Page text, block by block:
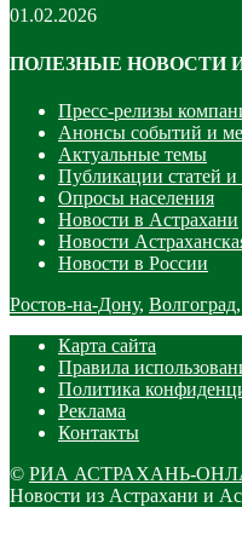
01.02.2026
ПОЛЕЗНЫЕ НОВОСТИ
Пресс-релизы
Анонсы событий и
Актуальные темы
Публикации статей и
Опросы населения
Новости в Астрахани
Новости
Новости в России
Ростов-на-Дону, Волгоград,
Карта сайта
Правила
Политика
Реклама
Контакты
© РИА АСТРАХАНЬ-
Новости из Астрахани и